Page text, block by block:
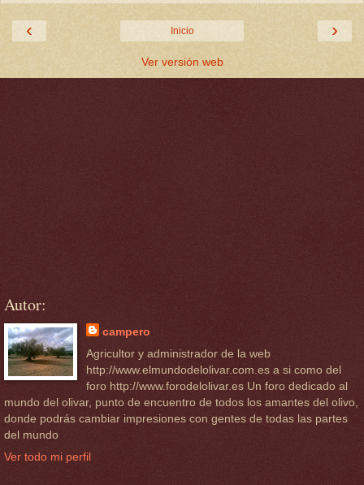
‹ ›
Inicio
Ver versión web
Autor:
campero
Agricultor y administrador de la web
http://www.elmundodelolivar.com.es a si como del
foro http://www.forodelolivar.es Un foro dedicado al
mundo del olivar, punto de encuentro de todos los amantes del olivo,
donde podrás cambiar impresiones con gentes de todas las partes
del mundo
Ver todo mi perfil